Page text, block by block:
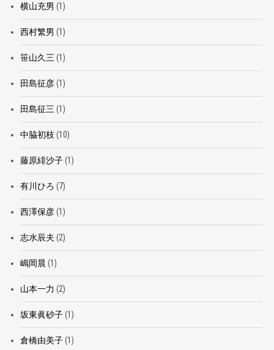
横山充男 (1)
西村繁男 (1)
笹山久三 (1)
田島征彦(1)
田島征三 (1)
中脇初枝 (10)
藤原緋沙子(1)
有川ひろ (7)
西澤保彦(1)
志水辰夫 (2)
嶋岡晨 (1)
山本一力 (2)
坂東眞砂子(1)
倉橋由美子(1)